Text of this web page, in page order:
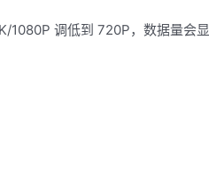
1080P 调低到 720P，数据量会显